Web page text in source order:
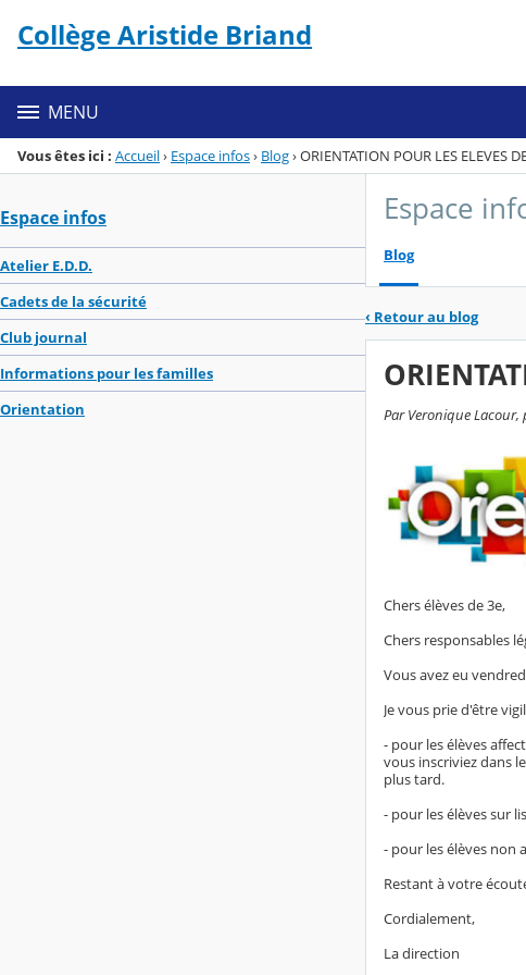
Menu de la rubrique
Contenu
Collège Aristide Briand
MENU
Vous êtes ici : Accueil› Espace infos› Blog›ORIENTATION POUR LES ELEVES
Espace infos
Atelier E.D.D.
Cadets de la sécurité
Club journal
Informations pour les familles
Orientation
Espace
Blog
‹ Retour au blog
Par Veronique
Chers élèves de 3e,
Chers responsables
Vous avez eu
Je vous prie d'être
- pour les élèves
vous inscriviez dans
plus tard.
- pour les élèves sur
- pour les élèves non
Restant à votre
Cordialement,
La direction